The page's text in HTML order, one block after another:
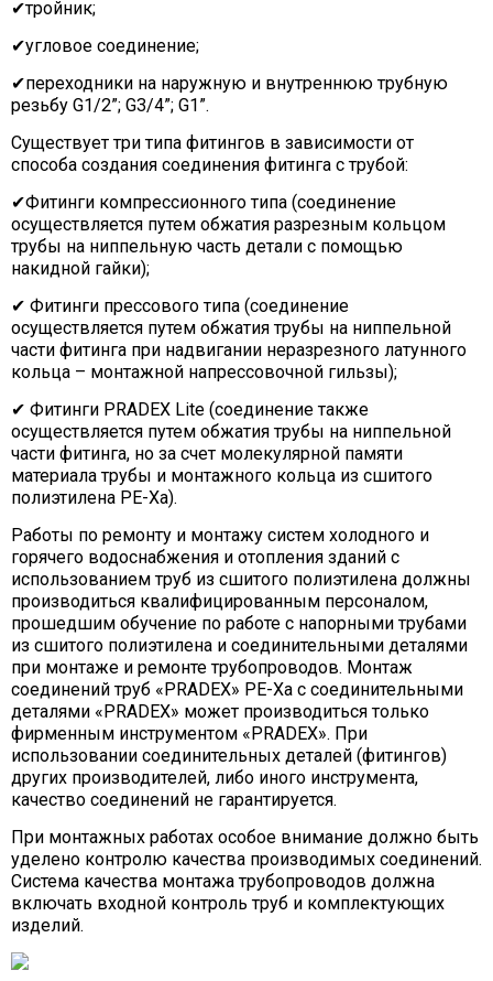
✔тройник;
✔угловое соединение;
✔переходники на наружную и внутреннюю трубную
резьбу G1/2”; G3/4”; G1”.
Существует три типа фитингов в зависимости от
способа создания соединения фитинга с трубой:
✔Фитинги компрессионного типа (соединение
осуществляется путем обжатия разрезным кольцом
трубы на ниппельную часть детали с помощью
накидной гайки);
✔ Фитинги прессового типа (соединение
осуществляется путем обжатия трубы на ниппельной
части фитинга при надвигании неразрезного латунного
кольца – монтажной напрессовочной гильзы);
✔ Фитинги PRADEX Lite (соединение также
осуществляется путем обжатия трубы на ниппельной
части фитинга, но за счет молекулярной памяти
материала трубы и монтажного кольца из сшитого
полиэтилена PE-Xa).
Работы по ремонту и монтажу систем холодного и
горячего водоснабжения и отопления зданий с
использованием труб из сшитого полиэтилена должны
производиться квалифицированным персоналом,
прошедшим обучение по работе с напорными трубами
из сшитого полиэтилена и соединительными деталями
при монтаже и ремонте трубопроводов. Монтаж
соединений труб «PRADEX» PE-Xa с соединительными
деталями «PRADEX» может производиться только
фирменным инструментом «PRADEX». При
использовании соединительных деталей (фитингов)
других производителей, либо иного инструмента,
качество соединений не гарантируется.
При монтажных работах особое внимание должно быть
уделено контролю качества производимых соединений.
Система качества монтажа трубопроводов должна
включать входной контроль труб и комплектующих
изделий.